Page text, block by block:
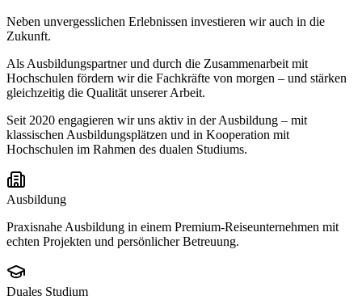
Neben unvergesslichen Erlebnissen investieren wir auch in die
Zukunft.
Als Ausbildungspartner und durch die Zusammenarbeit mit
Hochschulen fördern wir die Fachkräfte von morgen – und stärken
gleichzeitig die Qualität unserer Arbeit.
Seit 2020 engagieren wir uns aktiv in der Ausbildung – mit
klassischen Ausbildungsplätzen und in Kooperation mit
Hochschulen im Rahmen des dualen Studiums.
Ausbildung
Praxisnahe Ausbildung in einem Premium-Reiseunternehmen mit
echten Projekten und persönlicher Betreuung.
Duales Studium